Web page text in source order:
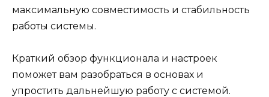
максимальную совместимость и стабильность
работы системы.
Краткий обзор функционала и настроек
поможет вам разобраться в основах и
упростить дальнейшую работу с системой.